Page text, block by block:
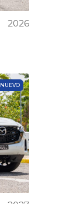
2026
NUEVO